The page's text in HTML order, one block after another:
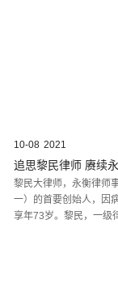
10-08 2021
追思黎民律师 赓续
黎民大律师，永衡律师
一）的首要创始人，因
享年73岁。黎民，一级